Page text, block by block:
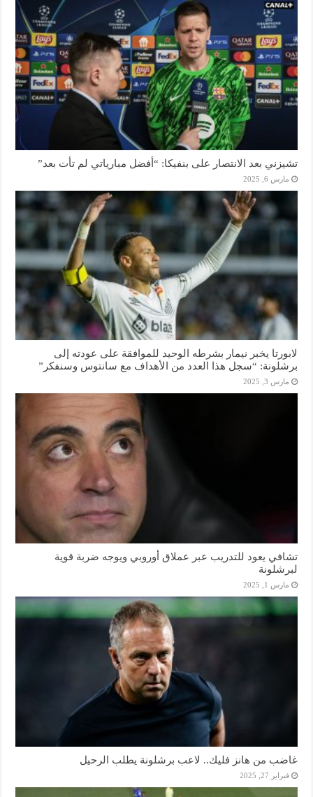
تشيزني بعد الانتصار على بنفيكا: “أفضل مبارياتي لم تأت بعد”
مارس 6, 2025
لابورتا يخبر نيمار بشرطه الوحيد للموافقة على عودته إلى
برشلونة: “سجل هذا العدد من الأهداف مع سانتوس وسنفكر”
مارس 3, 2025
تشافي يعود للتدريب عبر عملاق أوروبي ويوجه ضربة قوية
لبرشلونة
مارس 1, 2025
غاضب من هانز فليك.. لاعب برشلونة يطلب الرحيل
فبراير 27, 2025